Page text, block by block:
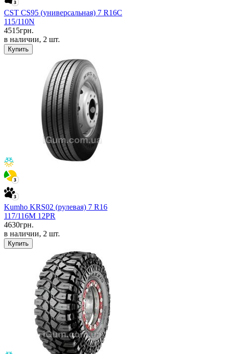
CST CS95 (универсальная) 7 R16C
115/110N
4515грн.
в наличии, 2 шт.
Купить
Kumho KRS02 (рулевая) 7 R16
117/116M 12PR
4630грн.
в наличии, 2 шт.
Купить